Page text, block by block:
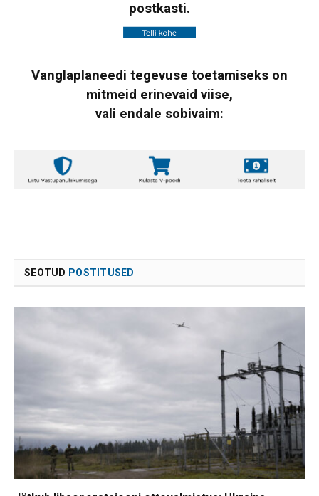
postkasti.
Vanglaplaneedi tegevuse toetamiseks on
mitmeid erinevaid viise,
vali endale sobivaim:
SEOTUD POSTITUSED